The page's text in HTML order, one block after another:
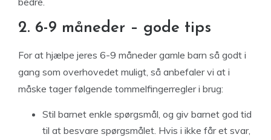
2. 6-9 måneder – gode tips
For at hjælpe jeres 6-9 måneder gamle barn så godt i
gang som overhovedet muligt, så anbefaler vi at i
måske tager følgende tommelfingerregler i brug:
Stil barnet enkle spørgsmål, og giv barnet god tid
til at besvare spørgsmålet. Hvis i ikke får et svar,